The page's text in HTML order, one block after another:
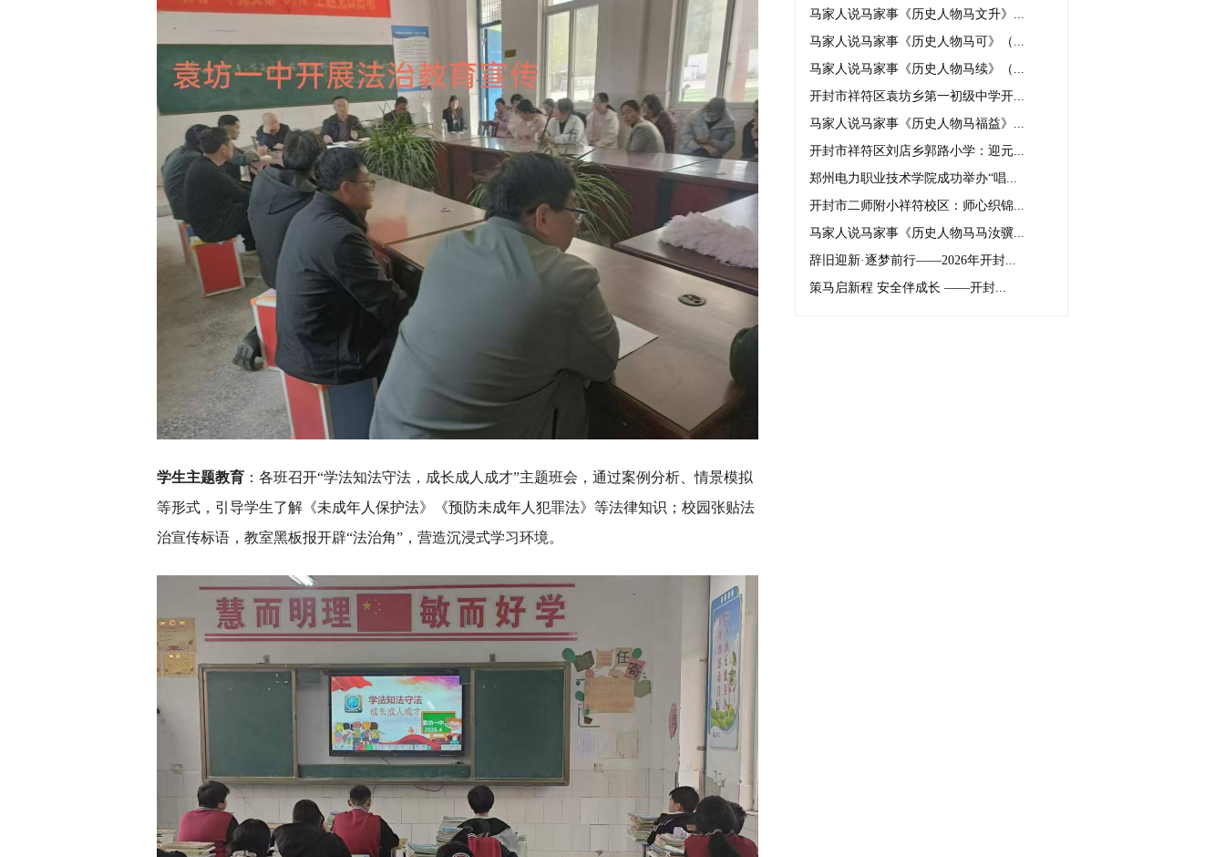
学生主题教育 ：各班召开“学法知法守法，成长成人成才”主题班会，通过案例分析、情景模拟
等形式，引导学生了解《未成年人保护法》《预防未成年人犯罪法》等法律知识；校园张贴法
治宣传标语，教室黑板报开辟“法治角”，营造沉浸式学习环境。
马家人说马家事《历史人物马文升》...
马家人说马家事《历史人物马可》（...
马家人说马家事《历史人物马续》（...
开封市祥符区袁坊乡第一初级中学开...
马家人说马家事《历史人物马福益》...
开封市祥符区刘店乡郭路小学：迎元...
郑州电力职业技术学院成功举办“唱...
开封市二师附小祥符校区：师心织锦...
马家人说马家事《历史人物马马汝骥...
辞旧迎新·逐梦前行——2026年开封...
策马启新程 安全伴成长 ——开封...